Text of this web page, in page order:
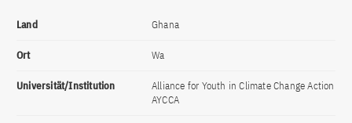
Land Ghana
Ort Wa
Universität/Institution
Alliance for Youth in Climate Change Action -
AYCCA